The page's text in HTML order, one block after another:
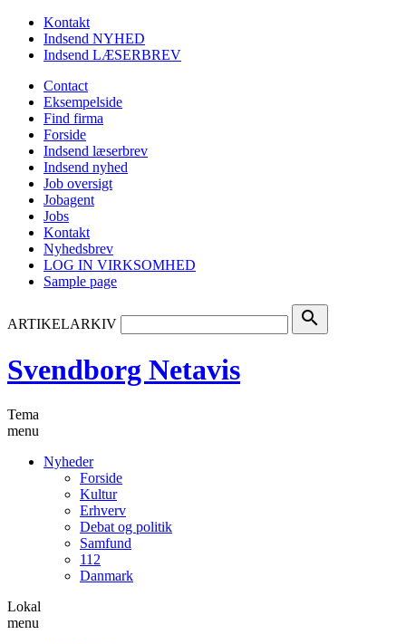
Kontakt
Indsend NYHED
Indsend LÆSERBREV
Contact
Eksempelside
Find firma
Forside
Indsend læserbrev
Indsend nyhed
Job oversigt
Jobagent
Jobs
Kontakt
Nyhedsbrev
LOG IN VIRKSOMHED
Sample page
ARTIKELARKIV search
Svendborg Netavis
Tema
menu
Nyheder
Forside
Kultur
Erhverv
Debat og politik
Samfund
112
Danmark
Lokal
menu